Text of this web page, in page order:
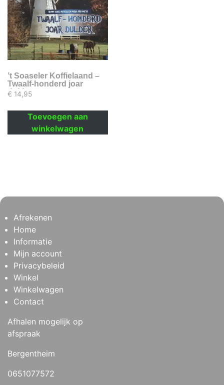
’t Soaseler Koffielaand –
Twaalf-honderd joar
dulder
€ 14,95
Toevoegen aan
winkelwagen
Afrekenen
Home
Informatie
Mijn account
Privacybeleid
Winkel
Winkelwagen
Contact
Afhalen mogelijk op
afspraak
Bergentheim
0651077572